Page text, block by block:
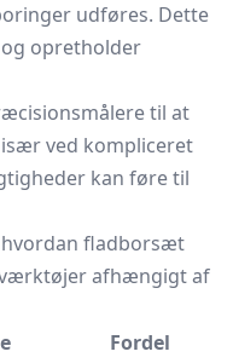
udføres. Dette
opretholder
til at
ved kompliceret
kan føre til
hvordan fladborsæt
afhængigt af
Fordel